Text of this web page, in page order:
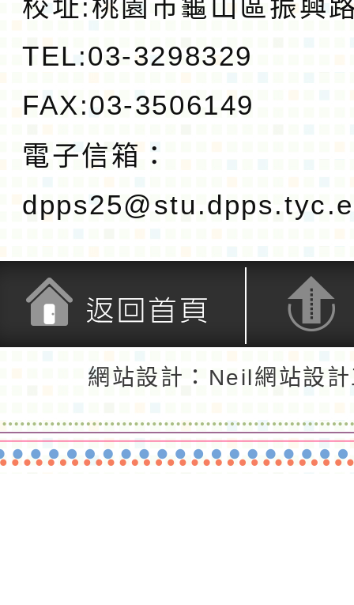
校址:桃園市龜山區振興
TEL:03-3298329
FAX:03-3506149
電子信箱：
返回頂端
網站設計：Neil網站設